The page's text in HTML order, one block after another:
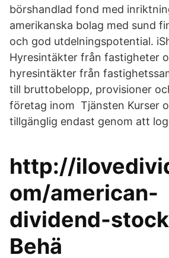
börshandlad fond med
amerikanska bolag med sund
och god utdelningspotential.
Hyresintäkter från fastigheter
hyresintäkter från
till bruttobelopp, provisioner
företag inom Tjänsten Kurser
tillgänglig endast genom att
http://
om/american-
dividend-
Behä